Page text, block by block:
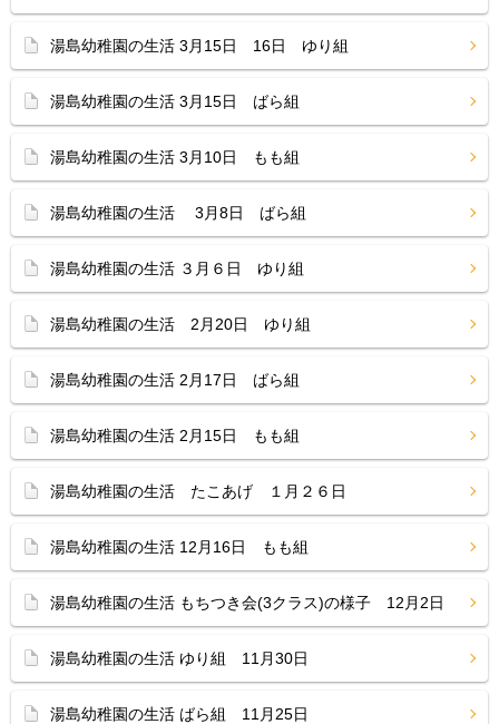
湯島幼稚園の生活 3月15日 16日 ゆり組
湯島幼稚園の生活 3月15日 ばら組
湯島幼稚園の生活 3月10日 もも組
湯島幼稚園の生活 3月8日 ばら組
湯島幼稚園の生活 ３月６日 ゆり組
湯島幼稚園の生活 2月20日 ゆり組
湯島幼稚園の生活 2月17日 ばら組
湯島幼稚園の生活 2月15日 もも組
湯島幼稚園の生活 たこあげ １月２６日
湯島幼稚園の生活 12月16日 もも組
湯島幼稚園の生活 もちつき会(3クラス)の様子 12月2日
湯島幼稚園の生活 ゆり組 11月30日
湯島幼稚園の生活 ばら組 11月25日